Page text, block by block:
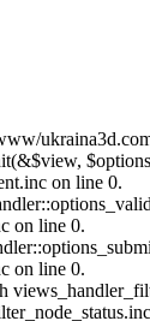
on line 0.
on line 0.
on line 0.